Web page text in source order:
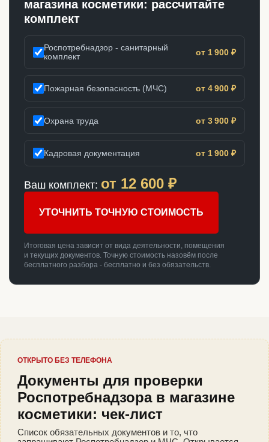
магазина косметики: рассчитайте
комплект
Роспотребнадзор - санитарный
комплект
от 1 900 ₽
Пожарная безопасность (МЧС) от 4 900 ₽
Охрана труда от 3 900 ₽
Кадровая документация от 1 900 ₽
Ваш комплект: от 12 600 ₽
УТОЧНИТЬ ТОЧНУЮ СТОИМОСТЬ
Итоговая цена зависит от вида деятельности, помещения
и текущих документов. Точную стоимость назовём после
бесплатного разбора - бесплатно и без обязательств.
ОТКРЫТО БЕЗ ТЕЛЕФОНА
Документы для проверки
Роспотребнадзора в магазине
косметики: чек-лист
Список обязательных документов и то, что